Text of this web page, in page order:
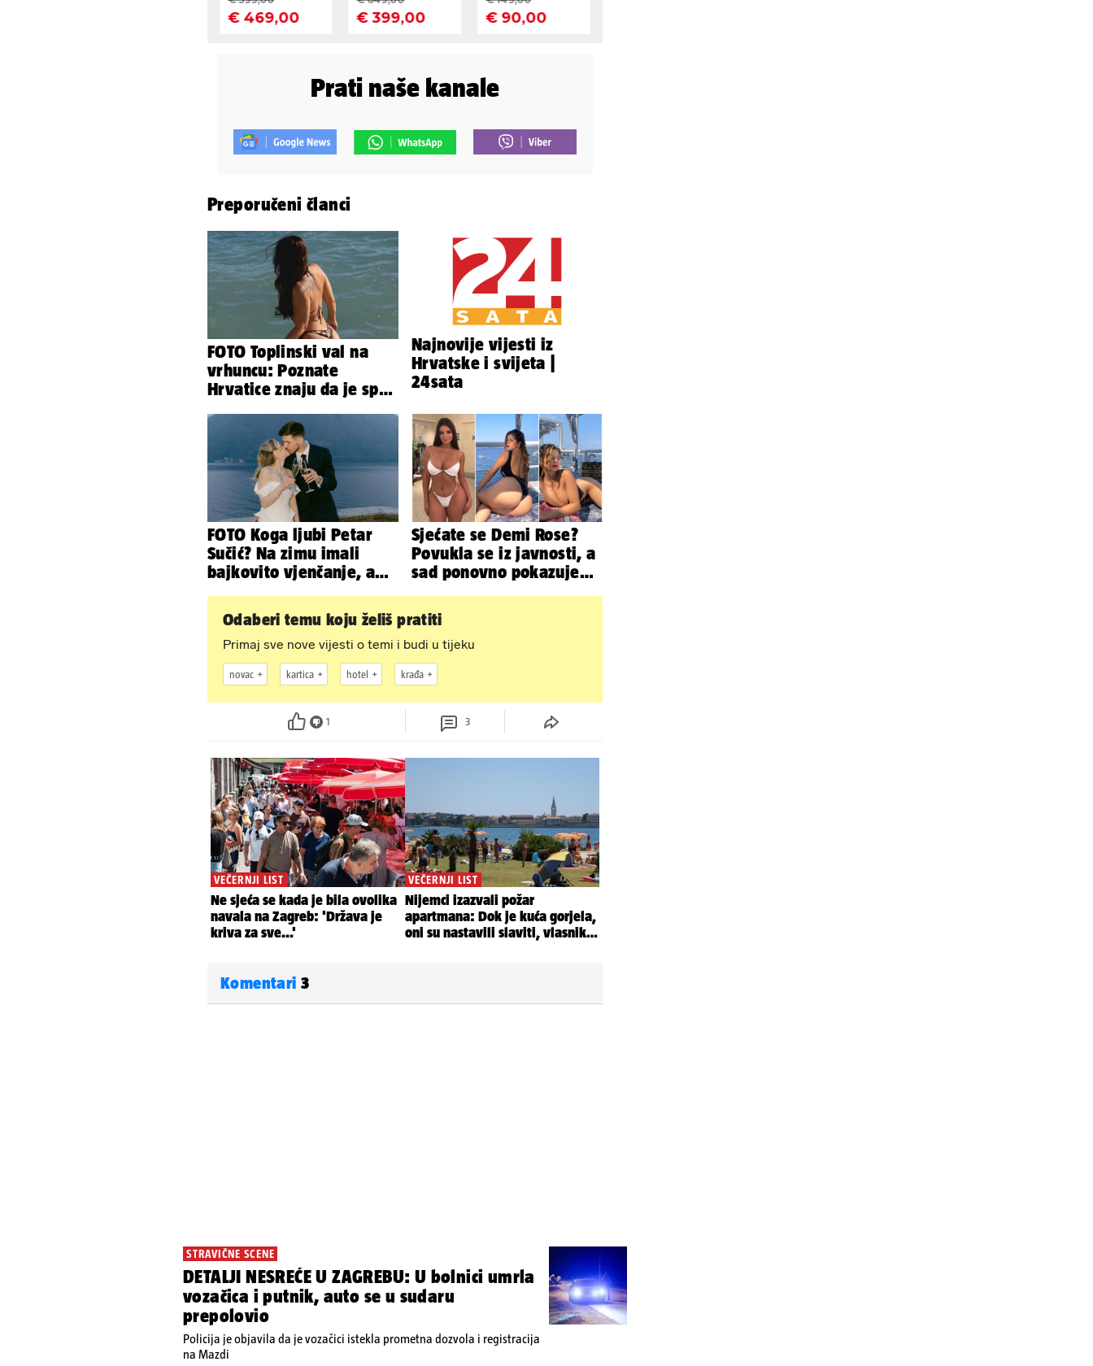
Prati naše kanale
Preporučeni članci
FOTO Toplinski val na
vrhuncu: Poznate
Hrvatice znaju da je spas
Najnovije vijesti iz
Hrvatske i svijeta |
24sata
FOTO Koga ljubi Petar
Sučić? Na zimu imali
bajkovito vjenčanje, a
Sjećate se Demi Rose?
Povukla se iz javnosti, a
sad ponovno pokazuje
Odaberi temu koju želiš pratiti
Primaj sve nove vijesti o temi i budi u tijeku
novac kartica hotel krađa
1 3
Komentari 3
STRAVIČNE SCENE
DETALJI NESREĆE U ZAGREBU: U bolnici umrla
vozačica i putnik, auto se u sudaru
prepolovio
Policija je objavila da je vozačici istekla prometna dozvola i registracija
na Mazdi